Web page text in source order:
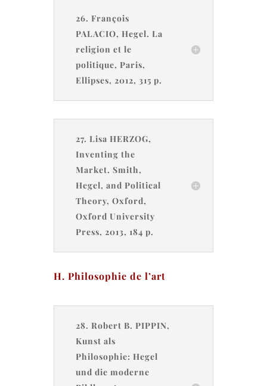
26. François
PALACIO, Hegel. La
religion et le
politique, Paris,
Ellipses, 2012, 315 p.
27. Lisa HERZOG,
Inventing the
Market. Smith,
Hegel, and Political
Theory, Oxford,
Oxford University
Press, 2013, 184 p.
H. Philosophie de l’art
28. Robert B. PIPPIN,
Kunst als
Philosophie: Hegel
und die moderne